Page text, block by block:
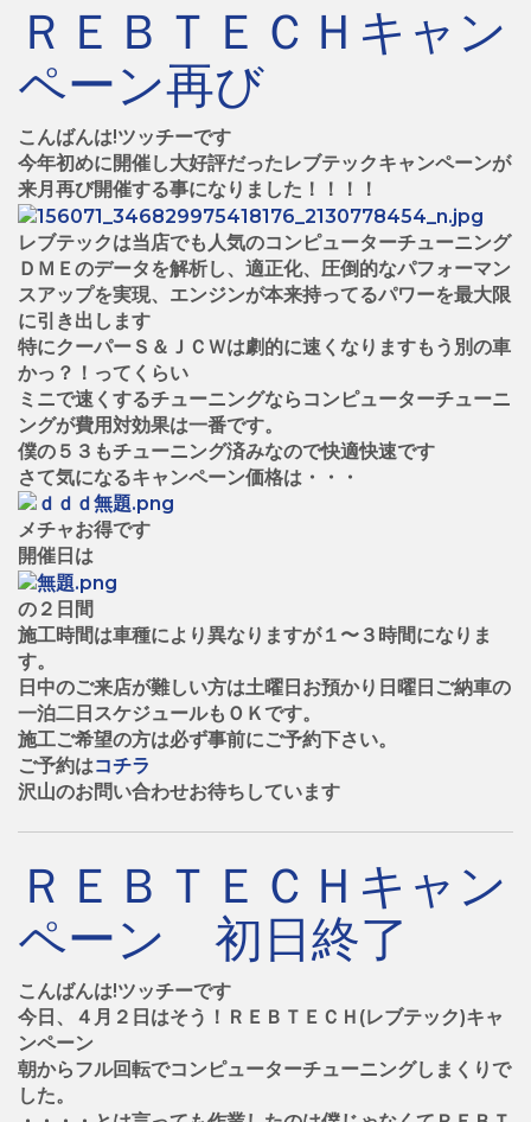
ＲＥＢＴＥＣＨキャン
ペーン再び
こんばんは!ツッチーです
今年初めに開催し大好評だったレブテックキャンペーンが
来月再び開催する事になりました！！！！
レブテックは当店でも人気のコンピューターチューニング
ＤＭＥのデータを解析し、適正化、圧倒的なパフォーマン
スアップを実現、エンジンが本来持ってるパワーを最大限
に引き出します
特にクーパーＳ＆ＪＣＷは劇的に速くなりますもう別の車
かっ？！ってくらい
ミニで速くするチューニングならコンピューターチューニ
ングが費用対効果は一番です。
僕の５３もチューニング済みなので快適快速です
さて気になるキャンペーン価格は・・・
メチャお得です
開催日は
の２日間
施工時間は車種により異なりますが１〜３時間になりま
す。
日中のご来店が難しい方は土曜日お預かり日曜日ご納車の
一泊二日スケジュールもＯＫです。
施工ご希望の方は必ず事前にご予約下さい。
ご予約はコチラ
沢山のお問い合わせお待ちしています
ＲＥＢＴＥＣＨキャン
ペーン 初日終了
こんばんは!ツッチーです
今日、４月２日はそう！ＲＥＢＴＥＣＨ(レブテック)キャ
ンペーン
朝からフル回転でコンピューターチューニングしまくりで
した。